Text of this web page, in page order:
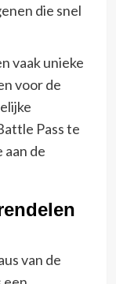
die snel
vaak unieke
voor de
Pass te
de
van de